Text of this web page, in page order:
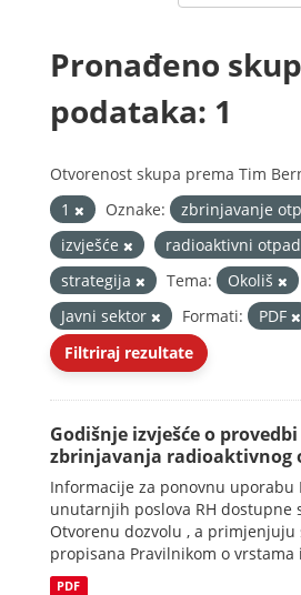
Pronađeno
podataka: 1
Otvorenost skupa prema Tim
1
Oznake:
zbrinjavanje
izvješće
radioaktivni otpad
strategija
Tema: Okoliš
Javni sektor
Formati:
PDF
Filtriraj rezultate
Godišnje izvješće o
zbrinjavanja radioaktivnog
Informacije za ponovnu uporabu
unutarnjih poslova RH dostupne
Otvorenu dozvolu , a primjenjuju
propisana Pravilnikom o vrstama
PDF